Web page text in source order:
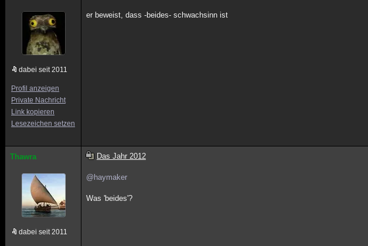
dabei seit 2011
Profil anzeigen
Private Nachricht
Link kopieren
Lesezeichen setzen
er beweist, dass -beides- schwachsinn ist
Thawra
dabei seit 2011
Das Jahr 2012
@haymaker
Was 'beides'?